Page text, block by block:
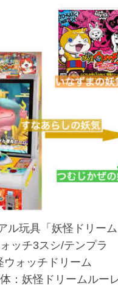
ル玩具「妖怪ドリー
ッチ3スシ/テンプラ
ウォッチドリーム
体：妖怪ドリームルー